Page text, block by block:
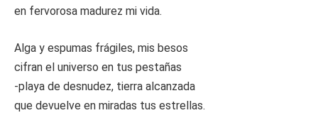
en fervorosa madurez mi vida.
Alga y espumas frágiles, mis besos
cifran el universo en tus pestañas
-playa de desnudez, tierra alcanzada
que devuelve en miradas tus estrellas.